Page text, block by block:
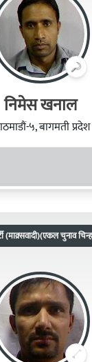
निमेस खनाल
५, बागमती प्रदेश
(माक्र्सवादी)(एकल चुनाव